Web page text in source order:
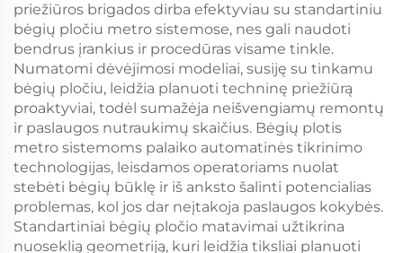
priežiūros brigados dirba efektyviau su standartiniu
bėgių pločiu metro sistemose, nes gali naudoti
bendrus įrankius ir procedūras visame tinkle.
Numatomi dėvėjimosi modeliai, susiję su tinkamu
bėgių pločiu, leidžia planuoti techninę priežiūrą
proaktyviai, todėl sumažėja neišvengiamų remontų
ir paslaugos nutraukimų skaičius. Bėgių plotis
metro sistemoms palaiko automatinės tikrinimo
technologijas, leisdamos operatoriams nuolat
stebėti bėgių būklę ir iš anksto šalinti potencialias
problemas, kol jos dar neįtakoja paslaugos kokybės.
Standartiniai bėgių pločio matavimai užtikrina
nuoseklią geometriją, kuri leidžia tiksliai planuoti